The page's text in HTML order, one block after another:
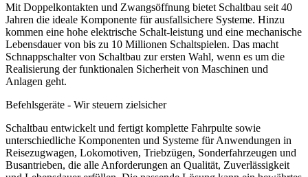
Mit Doppelkontakten und Zwangsöffnung bietet Schaltbau seit 40
Jahren die ideale Komponente für ausfallsichere Systeme. Hinzu
kommen eine hohe elektrische Schalt-leistung und eine mechanische
Lebensdauer von bis zu 10 Millionen Schaltspielen. Das macht
Schnappschalter von Schaltbau zur ersten Wahl, wenn es um die
Realisierung der funktionalen Sicherheit von Maschinen und
Anlagen geht.
Befehlsgeräte - Wir steuern zielsicher
Schaltbau entwickelt und fertigt komplette Fahrpulte sowie
unterschiedliche Komponenten und Systeme für Anwendungen in
Reisezugwagen, Lokomotiven, Triebzügen, Sonderfahrzeugen und
Busantrieben, die alle Anforderungen an Qualität, Zuverlässigkeit